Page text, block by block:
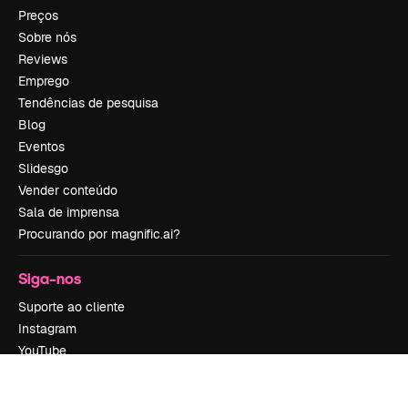
Preços
Sobre nós
Reviews
Emprego
Tendências de pesquisa
Blog
Eventos
Slidesgo
Vender conteúdo
Sala de imprensa
Procurando por magnific.ai?
Siga-nos
Suporte ao cliente
Instagram
YouTube